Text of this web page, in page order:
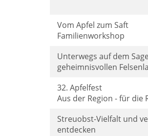
Vom Apfel zum Saft
Familienworkshop
Unterwegs auf dem
geheimnisvollen
32. Apfelfest
Aus der Region - für die
Streuobst-Vielfalt und
entdecken